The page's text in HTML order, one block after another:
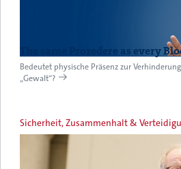
The same Prozedere as every
Bedeutet physische Präsenz zur
„Gewalt“?
Sicherheit, Zusammenhalt &